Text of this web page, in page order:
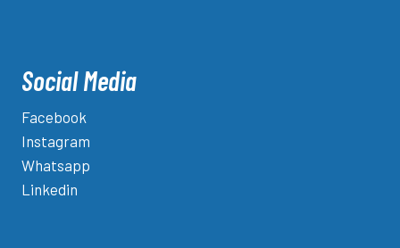
Social Media
Facebook
Instagram
Whatsapp
Linkedin